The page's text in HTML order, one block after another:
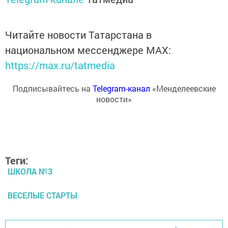
Читайте новости Татарстана в
национальном мессенджере MАХ:
https://max.ru/tatmedia
Подписывайтесь на Telegram-канал «Менделеевские
новости»
Теги:
ШКОЛА №3
ВЕСЕЛЫЕ СТАРТЫ